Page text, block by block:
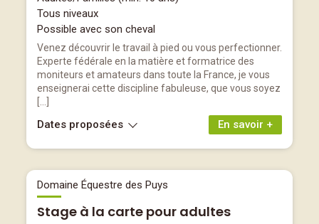
Tous niveaux
Possible avec son cheval
Venez découvrir le travail à pied ou vous perfectionner.
Experte fédérale en la matière et formatrice des
moniteurs et amateurs dans toute la France, je vous
enseignerai cette discipline fabuleuse, que vous soyez
En savoir +
Dates proposées
Domaine Équestre des Puys
Stage à la carte pour adultes